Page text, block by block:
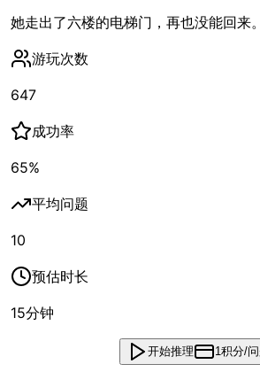
她走出了六楼的电梯门，再也没能回来。
游玩次数
647
成功率
65%
平均问题
10
预估时长
15分钟
开始推理 1积分/